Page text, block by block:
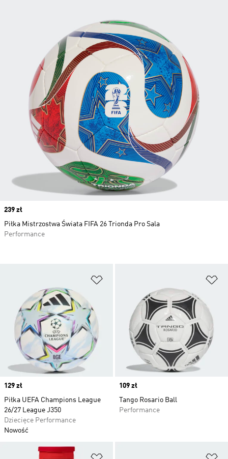
Price
129 zł
Piłka UEFA Champions League
26/27 League J350
Dziecięce Performance
Nowość
Price
109 zł
Tango Rosario Ball
Performance
Price
239 zł
Piłka Mistrzostwa Świata FIFA 26 Trionda Pro Sala
Performance